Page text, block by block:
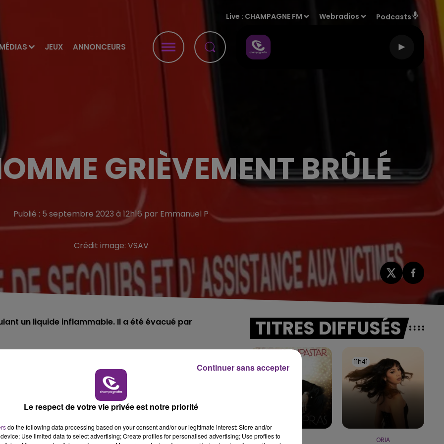
MÉDIAS JEUX ANNONCEURS
Live : CHAMPAGNE FM Webradios Podcasts
GRIÈVEMENT BRÛLÉ
Publié : 5 septembre 2023 à 12h16 par Emmanuel P
Crédit image: VSAV
un liquide inflammable. Il a été évacué par
avant 16 heures dans la commune
en tentant d'allumer un feu dans un barbecue pour
inflammable, et il a été surpris par un retour de
ainsi qu'aux membres inférieurs et supérieurs.
TITRES DIFFUSÉS
11h41
11h41
ORIA
Le respect de votre vie privée est notre priorité
do the following data processing based on your consent and/or our legitimate interest: Store and/or
Use limited data to select advertising; Create profiles for personalised advertising; Use profiles to
Continuer sans accepter